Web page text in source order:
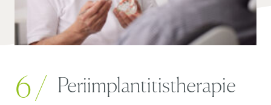
6 / Periimplantitis­therapie